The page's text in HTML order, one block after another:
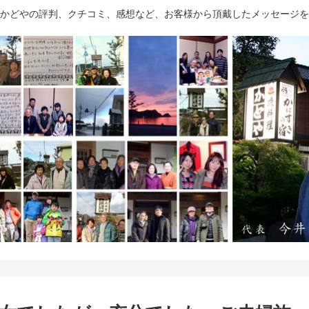
どやの評判、クチコミ、感想など、お客様から頂戴したメッセージ